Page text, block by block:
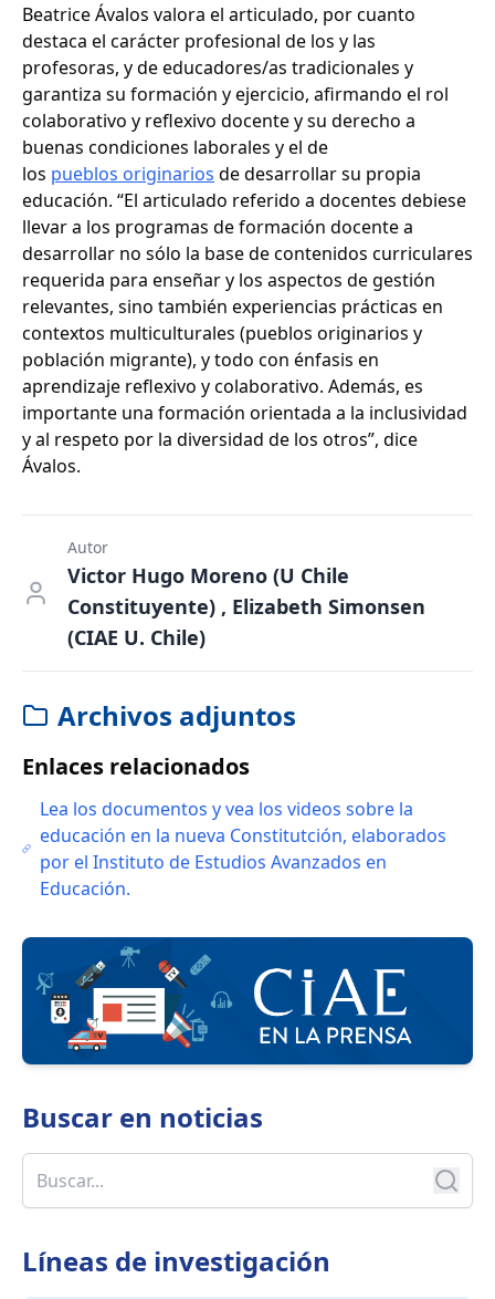
Beatrice Ávalos valora el articulado, por cuanto
destaca el carácter profesional de los y las
profesoras, y de educadores/as tradicionales y
garantiza su formación y ejercicio, afirmando el rol
colaborativo y reflexivo docente y su derecho a
buenas condiciones laborales y el de
los pueblos originarios de desarrollar su propia
educación. “El articulado referido a docentes debiese
llevar a los programas de formación docente a
desarrollar no sólo la base de contenidos curriculares
requerida para enseñar y los aspectos de gestión
relevantes, sino también experiencias prácticas en
contextos multiculturales (pueblos originarios y
población migrante), y todo con énfasis en
aprendizaje reflexivo y colaborativo. Además, es
importante una formación orientada a la inclusividad
y al respeto por la diversidad de los otros”, dice
Ávalos.
Autor
Victor Hugo Moreno (U Chile
Constituyente) , Elizabeth Simonsen
(CIAE U. Chile)
Archivos adjuntos
Enlaces relacionados
Lea los documentos y vea los videos sobre la
educación en la nueva Constitutción, elaborados
por el Instituto de Estudios Avanzados en
Educación.
Buscar en noticias
Líneas de investigación